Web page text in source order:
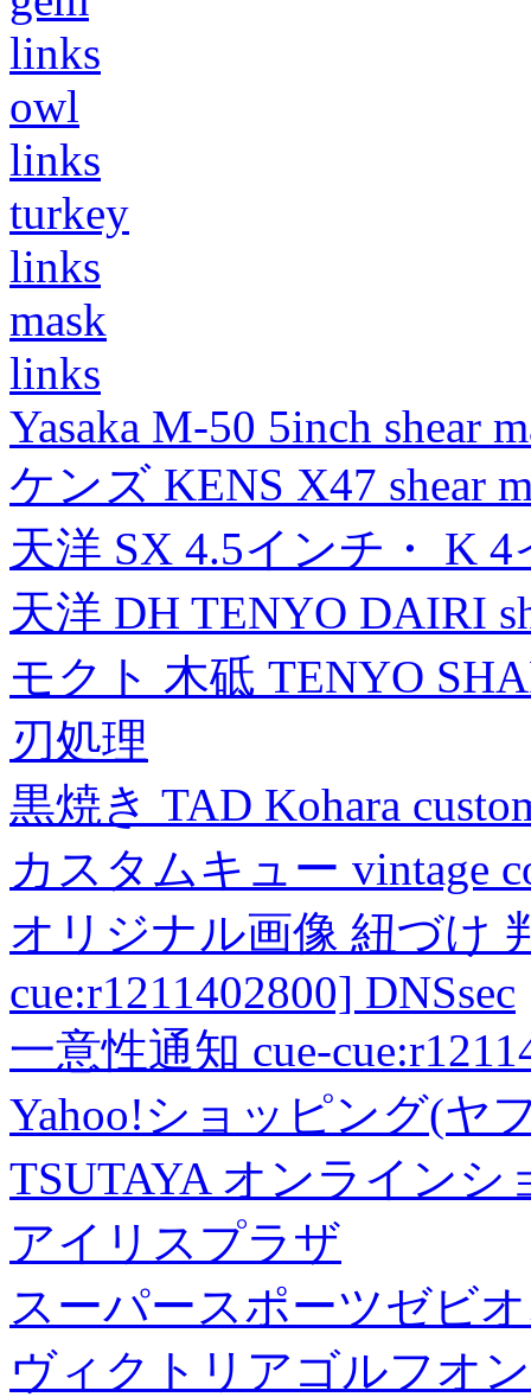
links
owl
links
turkey
links
mask
links
Yasaka M-50 5inch shear
ケンズ KENS X47 shear
天洋 SX 4.5インチ・ K
天洋 DH TENYO DAIRI
モクト 木砥 TENYO
刃処理
黒焼き TAD Kohara
カスタムキュー vintage
オリジナル画像 紐づけ
cue:r1211402800] DNSsec
一意性通知 cue-
Yahoo!ショッピング(ヤ
TSUTAYA オンラインシ
アイリスプラザ
スーパースポーツゼビ
ヴィクトリアゴルフオ